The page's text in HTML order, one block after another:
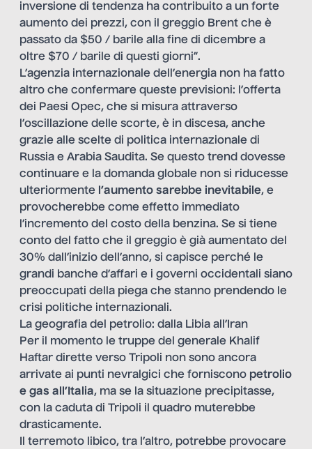
inversione di tendenza ha contribuito a un forte
aumento dei prezzi, con il greggio Brent che è
passato da $50 / barile alla fine di dicembre a
oltre $70 / barile di questi giorni”.
L’agenzia internazionale dell’energia non ha fatto
altro che confermare queste previsioni: l’offerta
dei Paesi Opec, che si misura attraverso
l’oscillazione delle scorte, è in discesa, anche
grazie alle scelte di politica internazionale di
Russia e Arabia Saudita. Se questo trend dovesse
continuare e la domanda globale non si riducesse
ulteriormente l’aumento sarebbe inevitabile, e
provocherebbe come effetto immediato
l’incremento del costo della benzina. Se si tiene
conto del fatto che il greggio è già aumentato del
30% dall’inizio dell’anno, si capisce perché le
grandi banche d’affari e i governi occidentali siano
preoccupati della piega che stanno prendendo le
crisi politiche internazionali.
La geografia del petrolio: dalla Libia all’Iran
Per il momento le truppe del generale Khalif
Haftar dirette verso Tripoli non sono ancora
arrivate ai punti nevralgici che forniscono petrolio
e gas all’Italia, ma se la situazione precipitasse,
con la caduta di Tripoli il quadro muterebbe
drasticamente.
Il terremoto libico, tra l’altro, potrebbe provocare